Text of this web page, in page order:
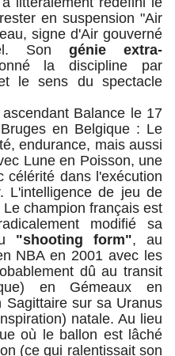
en suspension "Air
signe d'Air gouverné
Son
génie extra-
la discipline par
le sens du spectacle
Balance le 17
en Belgique : Le
endurance, mais aussi
Lune en Poisson, une
célérité dans l'exécution
L'intelligence de jeu de
Le champion français est
modifié sa
"shooting form", au
NBA en 2001 avec les
dû au transit
en Gémeaux en
Sagittaire sur sa Uranus
natale.Au lieu
où le ballon est lâché
(ce qui ralentissait son